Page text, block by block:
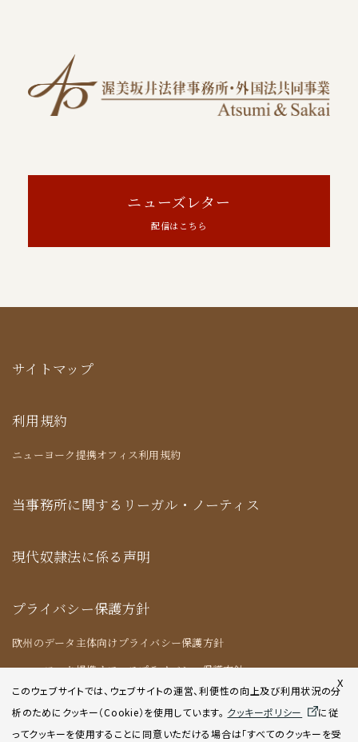
ニューズレター
配信はこちら
サイトマップ
利用規約
ニューヨーク提携オフィス利用規約
当事務所に関するリーガル・ノーティス
現代奴隷法に係る声明
プライバシー保護方針
欧州のデータ主体向けプライバシー保護方針
ニューヨーク提携オフィスプライバシー保護方針
クッキーポリシー
X
このウェブサイトでは、ウェブサイトの運営、利便性の向上及び利用状況の分
析のためにクッキー（Cookie）を使用しています。 クッキーポリシー
に従
ってクッキーを使用することに同意いただける場合は「すべてのクッキーを受